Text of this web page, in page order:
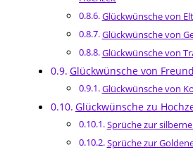
Glückwünsche von
Glückwünsche von
Glückwünsche von
Glückwünsche von
Glückwünsche von
Glückwünsche zu
Sprüche zur
Sprüche zur